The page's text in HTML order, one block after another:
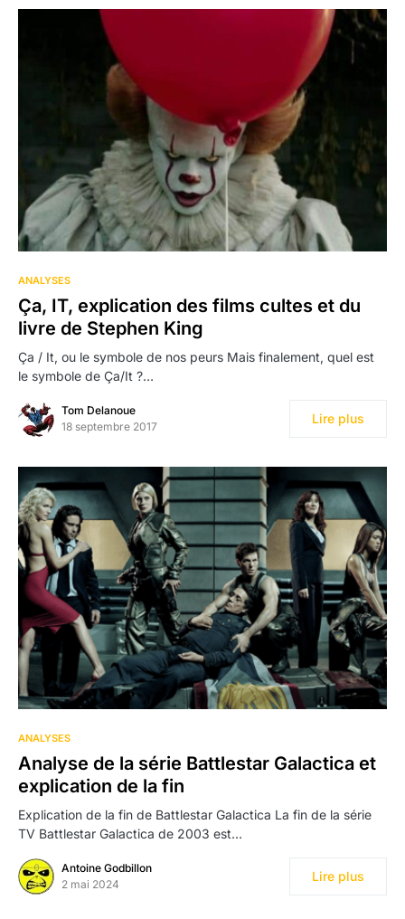
ANALYSES
Ça, IT, explication des films cultes et du
livre de Stephen King
Ça / It, ou le symbole de nos peurs Mais finalement, quel est
le symbole de Ça/It ?…
Tom Delanoue
18 septembre 2017
Lire plus
ANALYSES
Analyse de la série Battlestar Galactica et
explication de la fin
Explication de la fin de Battlestar Galactica La fin de la série
TV Battlestar Galactica de 2003 est…
Antoine Godbillon
2 mai 2024
Lire plus